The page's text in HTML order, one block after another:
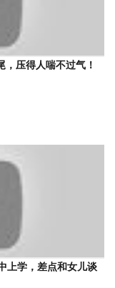
，压得人喘不过气！
上学，差点和女儿谈